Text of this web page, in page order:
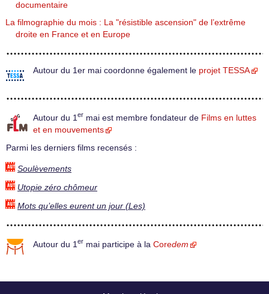
documentaire
La filmographie du mois : La "résistible ascension" de l’extrême
droite en France et en Europe
Autour du 1er mai coordonne également le projet TESSA
Autour du 1 er mai est membre fondateur de Films en luttes
et en mouvements
Parmi les derniers films recensés :
Soulèvements
Utopie zéro chômeur
Mots qu’elles eurent un jour (Les)
Autour du 1 er mai participe à la Coredem